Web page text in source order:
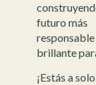
futuro más
responsable
brillante
¡Estás a